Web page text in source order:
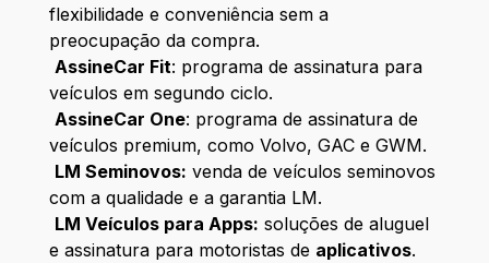
flexibilidade e conveniência sem a
preocupação da compra.
AssineCar Fit: programa de assinatura para
veículos em segundo ciclo.
AssineCar One: programa de assinatura de
veículos premium, como Volvo, GAC e GWM.
LM Seminovos: venda de veículos seminovos
com a qualidade e a garantia LM.
LM Veículos para Apps: soluções de aluguel
e assinatura para motoristas de aplicativos.